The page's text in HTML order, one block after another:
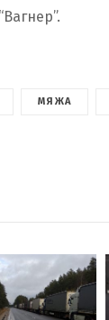
МЯЖА